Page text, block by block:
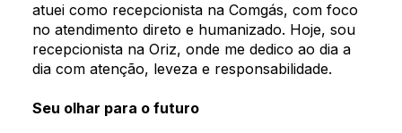
atuei como recepcionista na Comgás, com foco
no atendimento direto e humanizado. Hoje, sou
recepcionista na Oriz, onde me dedico ao dia a
dia com atenção, leveza e responsabilidade.
Seu olhar para o futuro